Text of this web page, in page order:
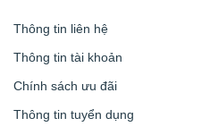
Thông tin liên hệ
Thông tin tài khoản
Chính sách ưu đãi
Thông tin tuyển dụng